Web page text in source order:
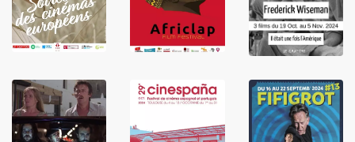
LIRE
LIRE
LIRE